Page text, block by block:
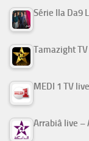
Tamazight
MEDI 1 TV
Arrabiâ live –